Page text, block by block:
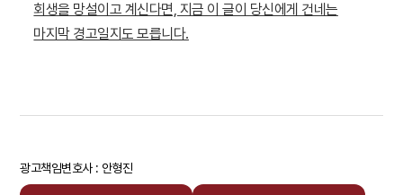
회생을 망설이고 계신다면, 지금 이 글이 당신에게 건네는
마지막 경고일지도 모릅니다.
광고책임변호사 : 안형진